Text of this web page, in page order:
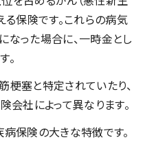
る保険です。これらの病気
った場合に、一時金とし
。
塞と特定されていたり、
会社によって異なります。
保険の大きな特徴です。